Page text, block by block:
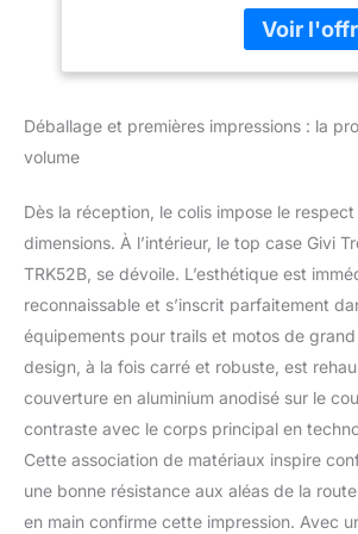
Italie
Déballage et premières impressions : la
volume
Dès la réception, le colis impose le
dimensions. À l’intérieur, le top case Givi
TRK52B, se dévoile. L’esthétique est
reconnaissable et s’inscrit parfaitement
équipements pour trails et motos de
design, à la fois carré et robuste, est
couverture en aluminium anodisé sur le
contraste avec le corps principal en
Cette association de matériaux inspire
une bonne résistance aux aléas de la
en main confirme cette impression. Avec